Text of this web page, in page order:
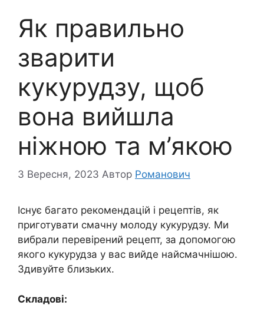
Як правильно
зварити
кукурудзу, щоб
вона вийшла
ніжною та м’якою
3 Вересня, 2023 Автор Романович
Існує багато рекомендацій і рецептів, як
приготувати смачну молоду кукурудзу. Ми
вибрали перевірений рецепт, за допомогою
якого кукурудза у вас вийде найсмачнішою.
Здивуйте близьких.
Складові: